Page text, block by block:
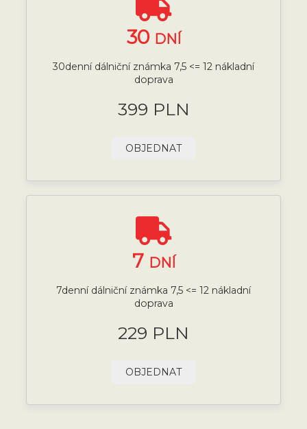
30 DNÍ
30denní dálniční známka 7,5 <= 12 nákladní
doprava
399 PLN
OBJEDNAT
7 DNÍ
7denní dálniční známka 7,5 <= 12 nákladní
doprava
229 PLN
OBJEDNAT